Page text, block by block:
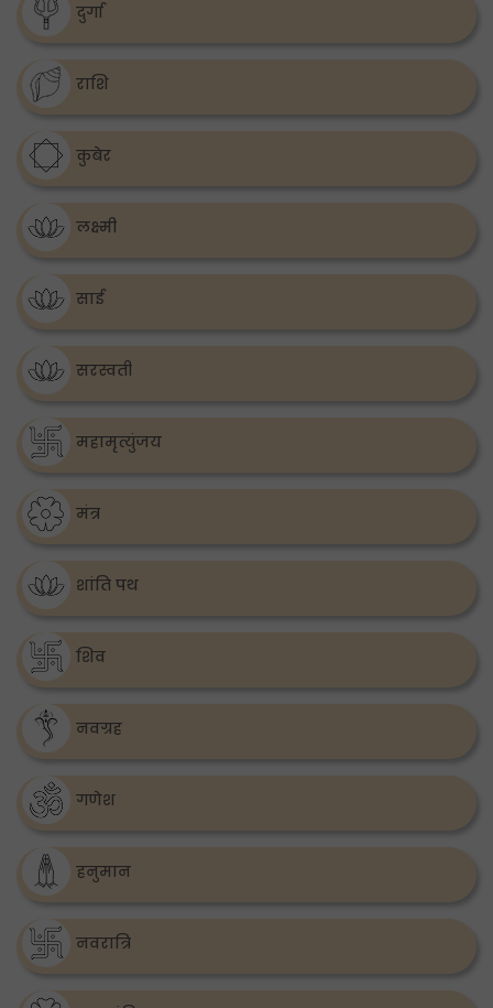
दुर्गा
राशि
कुबेर
लक्ष्मी
साई
सरस्वती
महामृत्युंजय
मंत्र
शांति पथ
शिव
नवग्रह
गणेश
हनुमान
नवरात्रि